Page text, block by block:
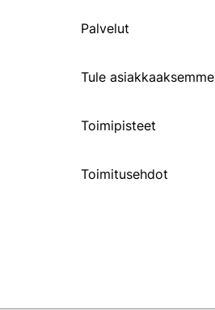
Palvelut
Tule asiakkaaksemme
Toimipisteet
Toimitusehdot